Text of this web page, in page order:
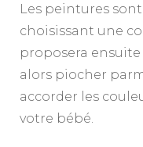
Les peintures
choisissant une
proposera
alors piocher
accorder les
votre bébé.